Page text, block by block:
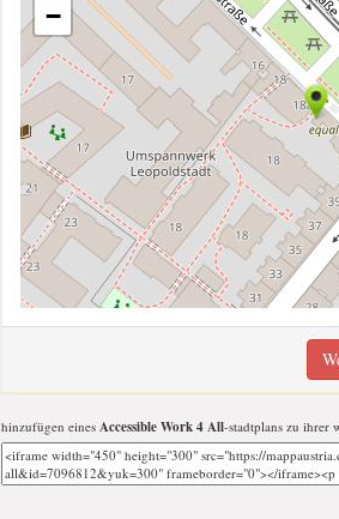
−
hinzufügen eines Accessible Work 4 All-stadtplans zu ihrer